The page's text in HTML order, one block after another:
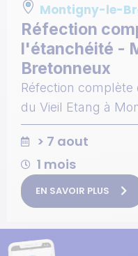
Montigny-le-
Réfection
l'étanchéité -
Bretonneux
Réfection
du Vieil Etang à
> 7 aout
1 mois
EN SAVOIR PLUS